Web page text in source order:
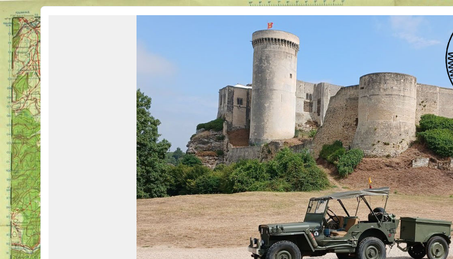
Bienvenue sur LE forum des passionnés de Véhicules Militaires de toutes nationalités et de toutes époques. De nombreuses rubriques sont à votre disposition